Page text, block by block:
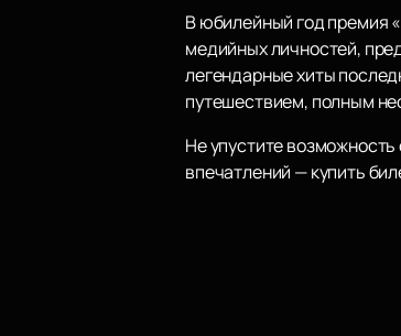
В юбилейный год премия
медийных личностей,
легендарные хиты
путешествием, полным
Не упустите
впечатлений — купить